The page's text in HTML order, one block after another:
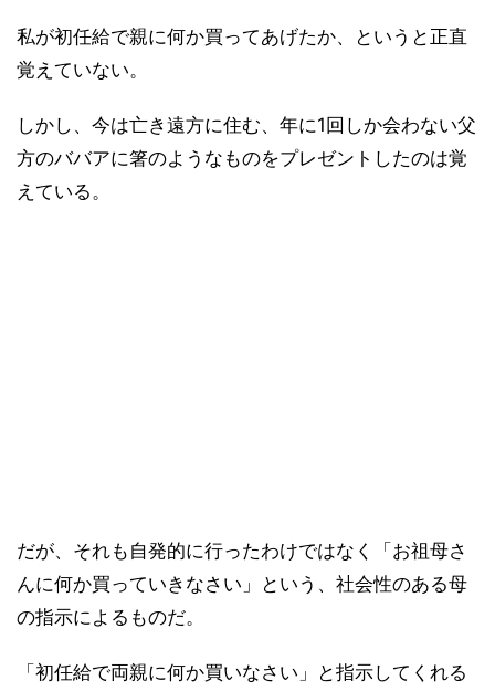
私が初任給で親に何か買ってあげたか、というと正直
覚えていない。
しかし、今は亡き遠方に住む、年に1回しか会わない父
方のババアに箸のようなものをプレゼントしたのは覚
えている。
だが、それも自発的に行ったわけではなく「お祖母さ
んに何か買っていきなさい」という、社会性のある母
の指示によるものだ。
「初任給で両親に何か買いなさい」と指示してくれる